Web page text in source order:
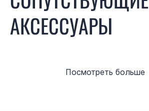
АКСЕССУАРЫ
Посмотреть больше